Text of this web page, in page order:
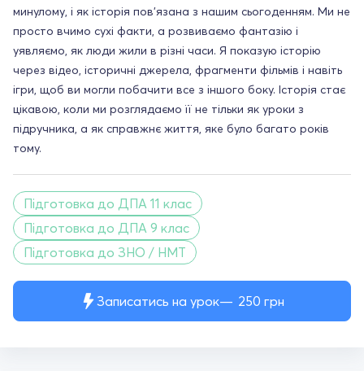
Записатись на урок 250 грн
минулому, і як історія пов’язана з нашим сьогоденням. Ми не
просто вчимо сухі факти, а розвиваємо фантазію і
уявляємо, як люди жили в різні часи. Я показую історію
через відео, історичні джерела, фрагменти фільмів і навіть
ігри, щоб ви могли побачити все з іншого боку. Історія стає
цікавою, коли ми розглядаємо її не тільки як уроки з
підручника, а як справжнє життя, яке було багато років
тому.
Підготовка до ДПА 11 клас
Підготовка до ДПА 9 клас
Підготовка до ЗНО / НМТ